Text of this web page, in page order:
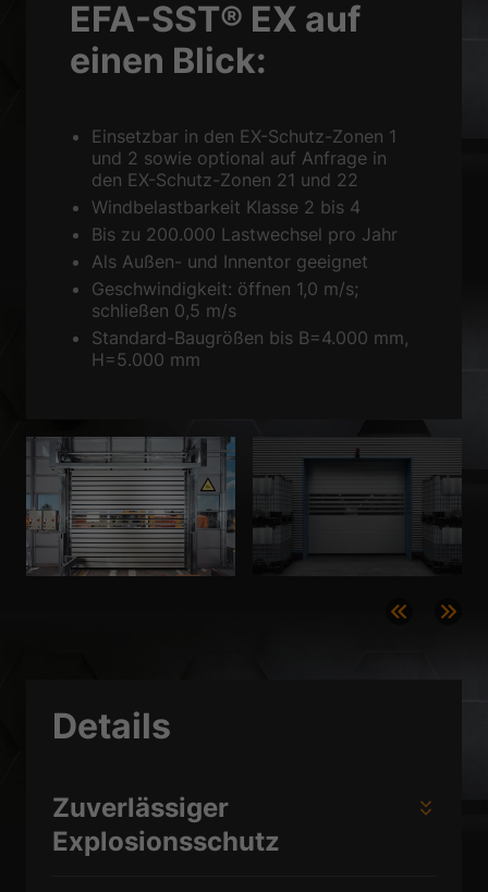
EFA-SST® EX auf
einen Blick:
Einsetzbar in den EX-Schutz-Zonen 1
und 2 sowie optional auf Anfrage in
den EX-Schutz-Zonen 21 und 22
Windbelastbarkeit Klasse 2 bis 4
Bis zu 200.000 Lastwechsel pro Jahr
Als Außen- und Innentor geeignet
Geschwindigkeit: öffnen 1,0 m/s;
schließen 0,5 m/s
Standard-Baugrößen bis B=4.000 mm,
H=5.000 mm
Details
Zuverlässiger
Explosionsschutz
Zurück
Datenschutzeinstellungen
Essenziell (1)
die einwandfreie Funktion der Website erforderlich.
Cookie-Informationen anzeigen
Statistiken (1)
Statistik Cookies erfassen Informationen anonym. Diese Informationen
helfen uns zu verstehen, wie unsere Besucher unsere Website nutzen.
Cookie-Informationen anzeigen
Externe Medien (2)
Cookie-Informationen anzeigen
Datenschutzerklärung Impressum